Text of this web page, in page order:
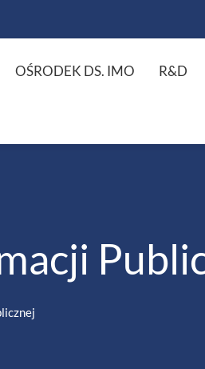
OŚRODEK DS. IMO R&D